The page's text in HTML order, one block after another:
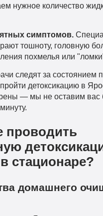
нужное количество
симптомов.
тошноту, головную
похмелья или
следят за состоянием
детоксикацию в
— мы не оставим вас
проводить
стационаре?
домашнего